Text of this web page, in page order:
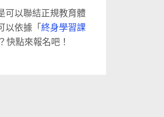
可以聯結正規教育體
以依據「終身學習課
快點來報名吧！